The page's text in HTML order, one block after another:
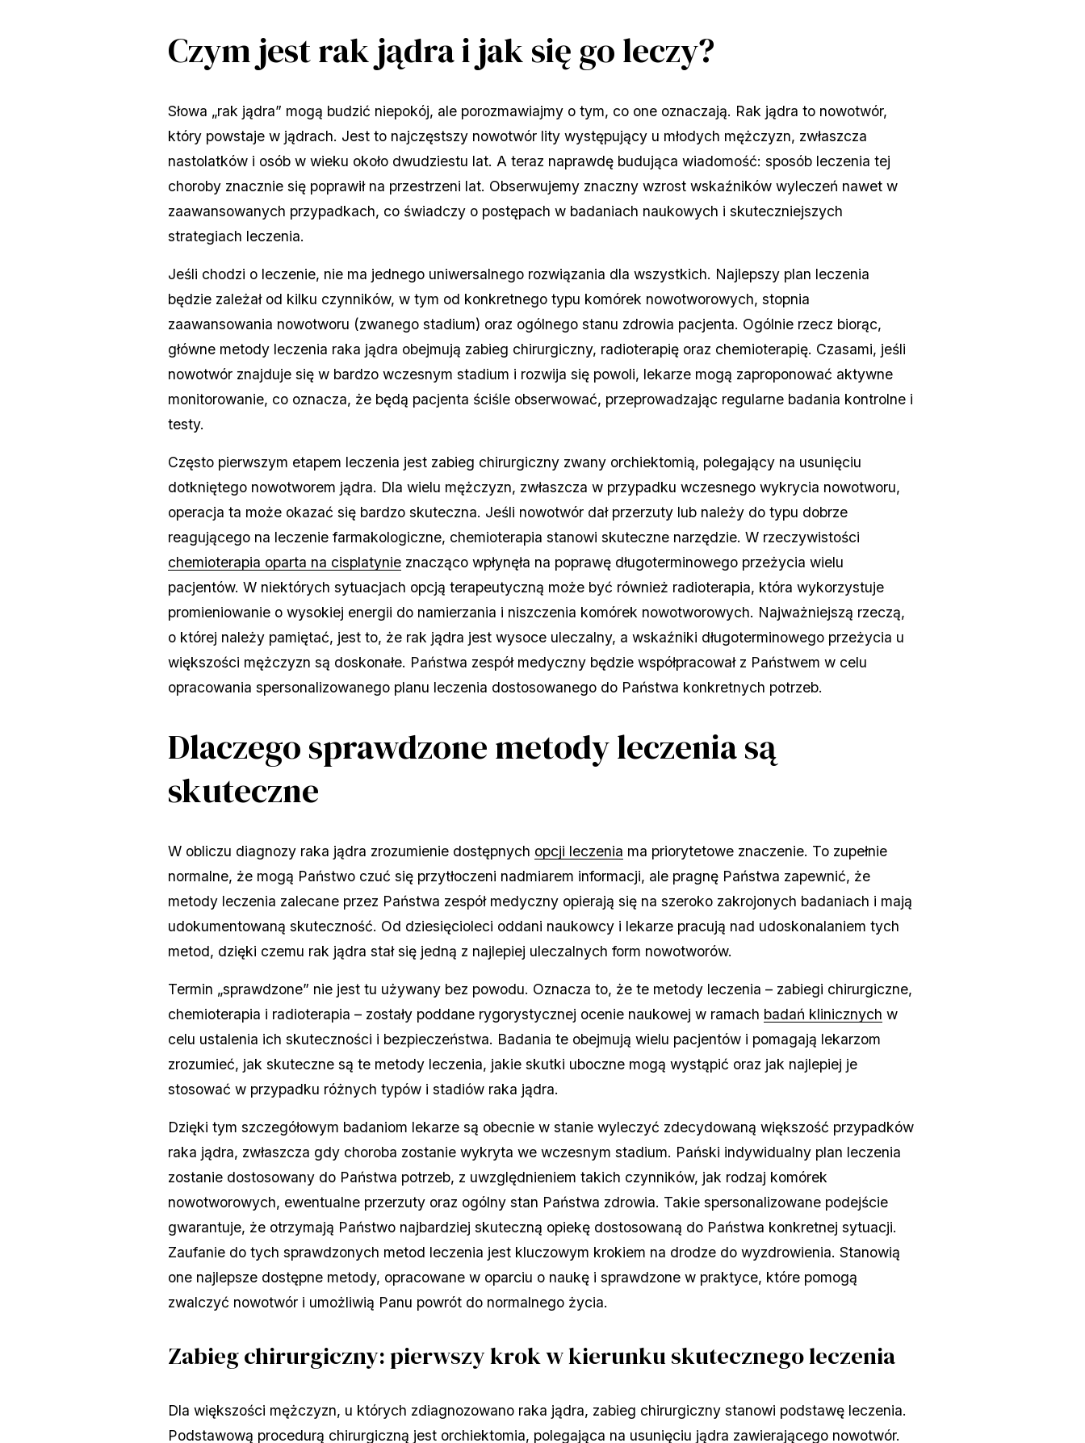
Czym jest rak jądra i jak się go leczy?
Słowa „rak jądra” mogą budzić niepokój, ale porozmawiajmy o tym, co one oznaczają. Rak jądra to nowotwór,
który powstaje w jądrach. Jest to najczęstszy nowotwór lity występujący u młodych mężczyzn, zwłaszcza
nastolatków i osób w wieku około dwudziestu lat. A teraz naprawdę budująca wiadomość: sposób leczenia tej
choroby znacznie się poprawił na przestrzeni lat. Obserwujemy znaczny wzrost wskaźników wyleczeń nawet w
zaawansowanych przypadkach, co świadczy o postępach w badaniach naukowych i skuteczniejszych
strategiach leczenia.
Jeśli chodzi o leczenie, nie ma jednego uniwersalnego rozwiązania dla wszystkich. Najlepszy plan leczenia
będzie zależał od kilku czynników, w tym od konkretnego typu komórek nowotworowych, stopnia
zaawansowania nowotworu (zwanego stadium) oraz ogólnego stanu zdrowia pacjenta. Ogólnie rzecz biorąc,
główne metody leczenia raka jądra obejmują zabieg chirurgiczny, radioterapię oraz chemioterapię. Czasami, jeśli
nowotwór znajduje się w bardzo wczesnym stadium i rozwija się powoli, lekarze mogą zaproponować aktywne
monitorowanie, co oznacza, że będą pacjenta ściśle obserwować, przeprowadzając regularne badania kontrolne i
testy.
Często pierwszym etapem leczenia jest zabieg chirurgiczny zwany orchiektomią, polegający na usunięciu
dotkniętego nowotworem jądra. Dla wielu mężczyzn, zwłaszcza w przypadku wczesnego wykrycia nowotworu,
operacja ta może okazać się bardzo skuteczna. Jeśli nowotwór dał przerzuty lub należy do typu dobrze
reagującego na leczenie farmakologiczne, chemioterapia stanowi skuteczne narzędzie. W rzeczywistości
chemioterapia oparta na cisplatynie znacząco wpłynęła na poprawę długoterminowego przeżycia wielu
pacjentów. W niektórych sytuacjach opcją terapeutyczną może być również radioterapia, która wykorzystuje
promieniowanie o wysokiej energii do namierzania i niszczenia komórek nowotworowych. Najważniejszą rzeczą,
o której należy pamiętać, jest to, że rak jądra jest wysoce uleczalny, a wskaźniki długoterminowego przeżycia u
większości mężczyzn są doskonałe. Państwa zespół medyczny będzie współpracował z Państwem w celu
opracowania spersonalizowanego planu leczenia dostosowanego do Państwa konkretnych potrzeb.
Dlaczego sprawdzone metody leczenia są
skuteczne
W obliczu diagnozy raka jądra zrozumienie dostępnych opcji leczenia ma priorytetowe znaczenie. To zupełnie
normalne, że mogą Państwo czuć się przytłoczeni nadmiarem informacji, ale pragnę Państwa zapewnić, że
metody leczenia zalecane przez Państwa zespół medyczny opierają się na szeroko zakrojonych badaniach i mają
udokumentowaną skuteczność. Od dziesięcioleci oddani naukowcy i lekarze pracują nad udoskonalaniem tych
metod, dzięki czemu rak jądra stał się jedną z najlepiej uleczalnych form nowotworów.
Termin „sprawdzone” nie jest tu używany bez powodu. Oznacza to, że te metody leczenia – zabiegi chirurgiczne,
chemioterapia i radioterapia – zostały poddane rygorystycznej ocenie naukowej w ramach badań klinicznych w
celu ustalenia ich skuteczności i bezpieczeństwa. Badania te obejmują wielu pacjentów i pomagają lekarzom
zrozumieć, jak skuteczne są te metody leczenia, jakie skutki uboczne mogą wystąpić oraz jak najlepiej je
stosować w przypadku różnych typów i stadiów raka jądra.
Dzięki tym szczegółowym badaniom lekarze są obecnie w stanie wyleczyć zdecydowaną większość przypadków
raka jądra, zwłaszcza gdy choroba zostanie wykryta we wczesnym stadium. Pański indywidualny plan leczenia
zostanie dostosowany do Państwa potrzeb, z uwzględnieniem takich czynników, jak rodzaj komórek
nowotworowych, ewentualne przerzuty oraz ogólny stan Państwa zdrowia. Takie spersonalizowane podejście
gwarantuje, że otrzymają Państwo najbardziej skuteczną opiekę dostosowaną do Państwa konkretnej sytuacji.
Zaufanie do tych sprawdzonych metod leczenia jest kluczowym krokiem na drodze do wyzdrowienia. Stanowią
one najlepsze dostępne metody, opracowane w oparciu o naukę i sprawdzone w praktyce, które pomogą
zwalczyć nowotwór i umożliwią Panu powrót do normalnego życia.
Zabieg chirurgiczny: pierwszy krok w kierunku skutecznego leczenia
Dla większości mężczyzn, u których zdiagnozowano raka jądra, zabieg chirurgiczny stanowi podstawę leczenia.
Podstawową procedurą chirurgiczną jest orchiektomia, polegająca na usunięciu jądra zawierającego nowotwór.